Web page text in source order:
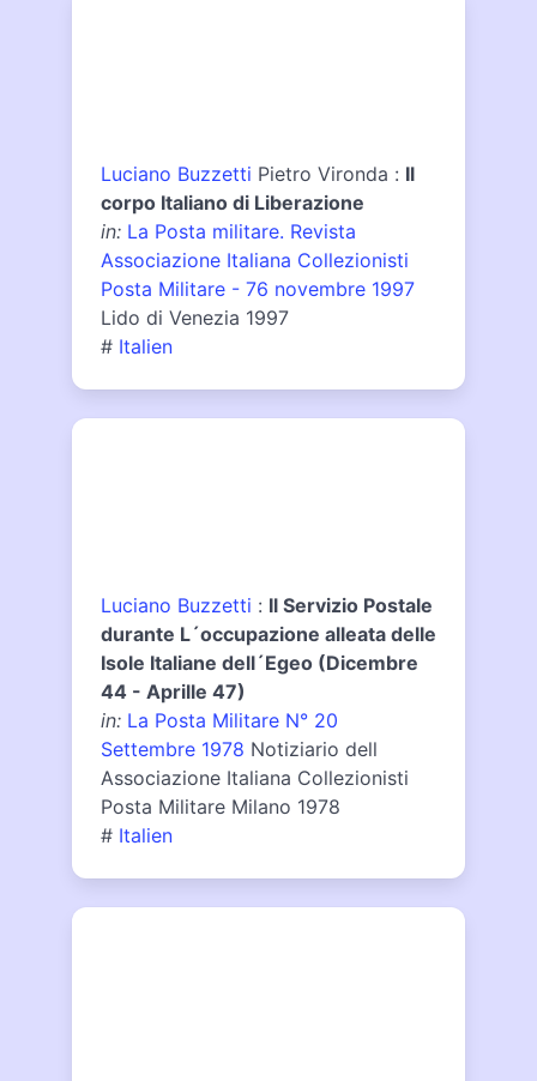
Luciano Buzzetti Pietro Vironda : Il
corpo Italiano di Liberazione
in: La Posta militare. Revista
Associazione Italiana Collezionisti
Posta Militare - 76 novembre 1997
Lido di Venezia 1997
# Italien
Luciano Buzzetti : Il Servizio Postale
durante L´occupazione alleata delle
Isole Italiane dell´Egeo (Dicembre
44 - Aprille 47)
in: La Posta Militare N° 20
Settembre 1978 Notiziario dell
Associazione Italiana Collezionisti
Posta Militare Milano 1978
# Italien